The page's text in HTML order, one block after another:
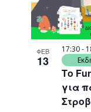
ΦΕΒ
13
Το
για
17:30-